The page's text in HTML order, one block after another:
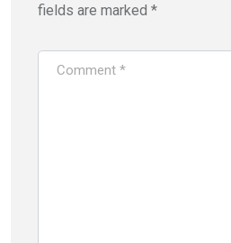
fields are marked *